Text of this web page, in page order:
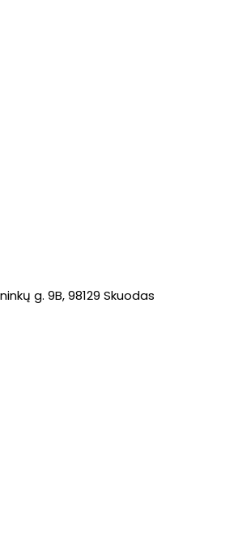
g. 9B, 98129 Skuodas